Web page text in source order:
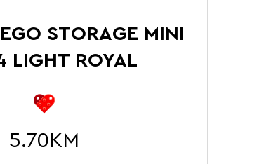
STORAGE MINI
LIGHT ROYAL
5.70 KM